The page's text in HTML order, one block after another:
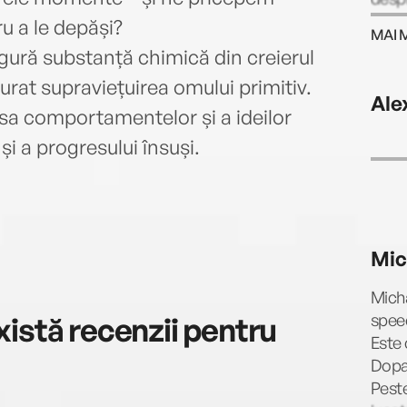
a le depăși?
substanță chimică din creierul
supraviețuirea omului primitiv.
comportamentelor și a ideilor
a progresului însuși.
recenzii pentru
ale
MAI